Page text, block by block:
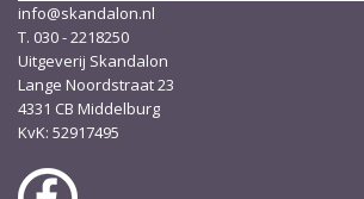
info@skandalon.nl
T. 030 - 2218250
Uitgeverij Skandalon
Lange Noordstraat 23
4331 CB Middelburg
KvK: 52917495